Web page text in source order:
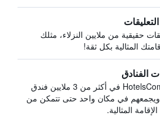
حقيقية من ملايين النزلاء، مثلك
المثالية بكل ثقة!
الفنادق
يبحث HotelsCombined في أكثر من 3 ملايين فندق
ويجمعهم في مكان واحد حتى تتمكن من
المثالية.